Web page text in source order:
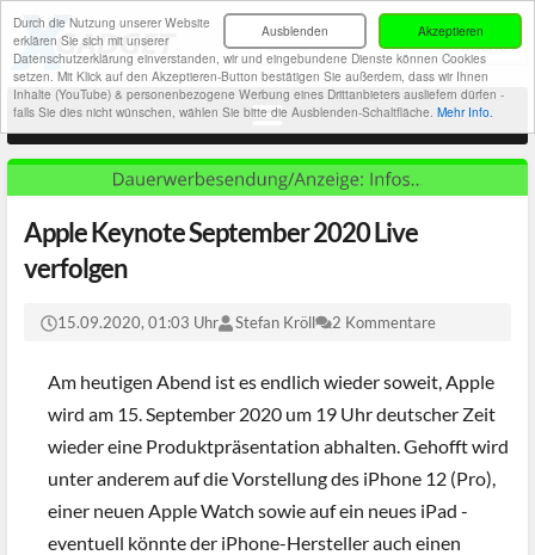
Akzeptieren
Ausblenden
Durch die Nutzung unserer Website
erklären Sie sich mit unserer
Datenschutzerklärung einverstanden, wir und eingebundene Dienste können Cookies
setzen. Mit Klick auf den Akzeptieren-Button bestätigen Sie außerdem, dass wir Ihnen
Inhalte (YouTube) & personenbezogene Werbung eines Drittanbieters ausliefern dürfen -
falls Sie dies nicht wünschen, wählen Sie bitte die Ausblenden-Schaltfläche. Mehr Info.
Apple Keynote September 2020 Live
verfolgen
15.09.2020, 01:03 Uhr Stefan Kröll 2 Kommentare
Am heutigen Abend ist es endlich wieder soweit, Apple
wird am 15. September 2020 um 19 Uhr deutscher Zeit
wieder eine Produktpräsentation abhalten. Gehofft wird
unter anderem auf die Vorstellung des iPhone 12 (Pro),
einer neuen Apple Watch sowie auf ein neues iPad -
eventuell könnte der iPhone-Hersteller auch einen